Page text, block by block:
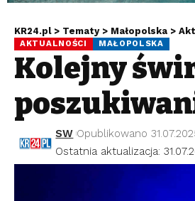
KR24.pl> Tematy> Małopolska >
AKTUALNOŚCI MAŁOPOLSKA
Kolejny
Ostatnia aktualizacja:
SW Opublikowano